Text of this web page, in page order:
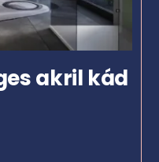
akril kád